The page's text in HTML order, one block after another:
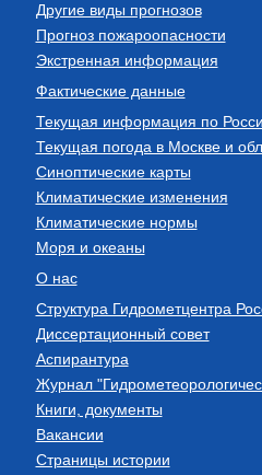
Другие виды прогнозов
Прогноз пожароопасности
Экстренная информация
Фактические данные
Текущая информация по
Текущая погода в Москве и
Синоптические карты
Климатические изменения
Климатические нормы
Моря и океаны
О нас
Структура Гидрометцентра
Диссертационный совет
Аспирантура
Журнал
Книги, документы
Вакансии
Страницы истории